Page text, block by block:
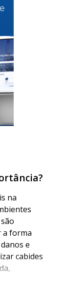
na
a forma
e
cabides
em